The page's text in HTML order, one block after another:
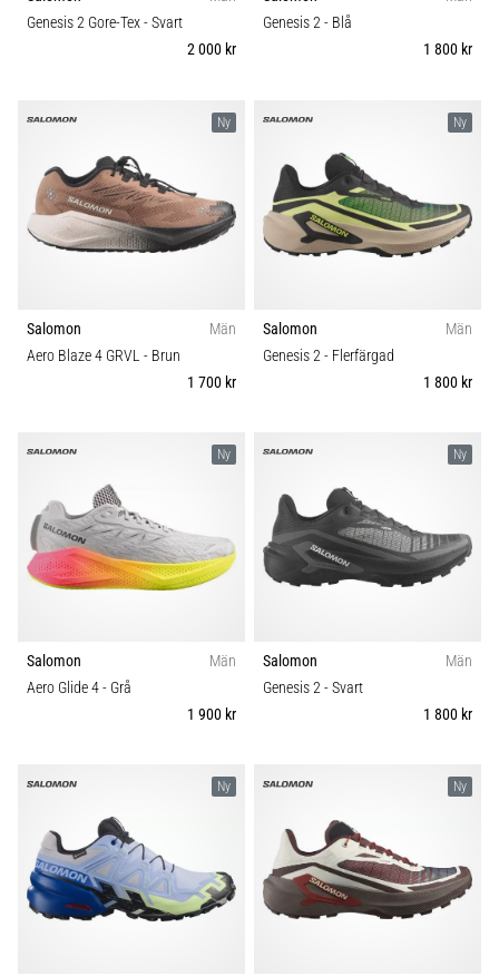
Hur
var
det…
6. 8. 2026
Löparknä:
Orsaker,
åtgärder
även
känt
som
iliotibialbandssyndrom
ett
mycket
löpare
Vad…
Komfort och dämpning
Genesis 2 Gore-Tex- Svart
2 000 kr
Genesis 2- Blå
1 800 kr
Ny
Salomon
Män
Aero Blaze 4 GRVL - Brun
1 700 kr
Ny
Salomon
Män
Genesis 2- Flerfärgad
1 800 kr
Ny
Salomon
Män
Aero Glide 4- Grå
1 900 kr
Ny
Salomon
Män
Genesis 2- Svart
1 800 kr
Ny Ny